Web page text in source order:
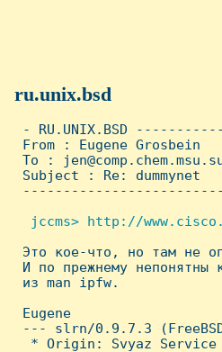
ru.unix.bsd
- RU.UNIX.BSD
From : Eugene
To :
Subject : Re: dummynet
jccms> http://
Это кое-что, но там не
И по прежнему непонятны
из man ipfw.
Eugene
--- slrn/0.9.7.3
* Origin: Svyaz